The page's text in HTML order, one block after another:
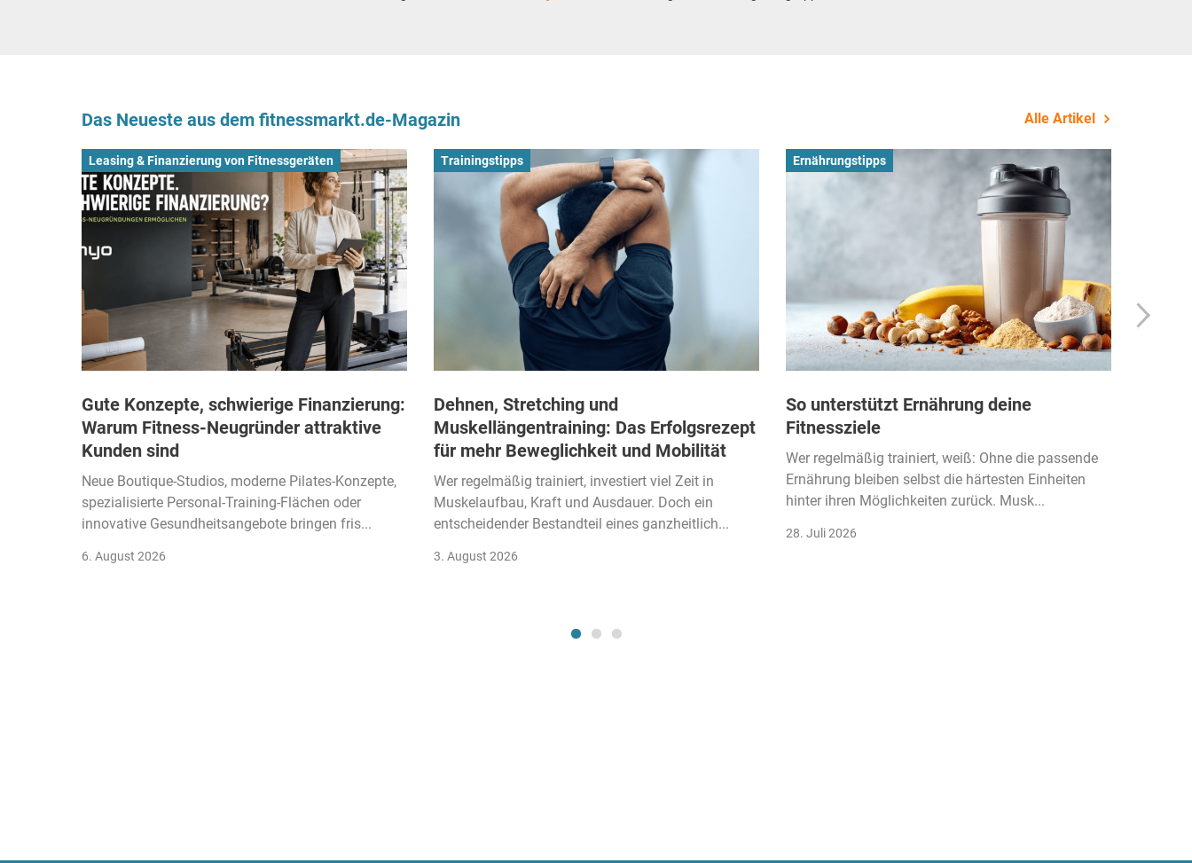
Das Neueste aus dem fitnessmarkt.de-Magazin Alle Artikel
Leasing & Finanzierung von Fitnessgeräten
Gute Konzepte, schwierige Finanzierung:
Warum Fitness-Neugründer attraktive
Kunden sind
Neue Boutique-Studios, moderne Pilates-Konzepte,
spezialisierte Personal-Training-Flächen oder
innovative Gesundheitsangebote bringen fris...
6. August 2026
Trainingstipps
Dehnen, Stretching und
Muskellängentraining: Das Erfolgsrezept
für mehr Beweglichkeit und Mobilität
Wer regelmäßig trainiert, investiert viel Zeit in
Muskelaufbau, Kraft und Ausdauer. Doch ein
entscheidender Bestandteil eines ganzheitlich...
3. August 2026
Ernährungstipps
So unterstützt Ernährung deine
Fitnessziele
Wer regelmäßig trainiert, weiß: Ohne die passende
Ernährung bleiben selbst die härtesten Einheiten
hinter ihren Möglichkeiten zurück. Musk...
28. Juli 2026